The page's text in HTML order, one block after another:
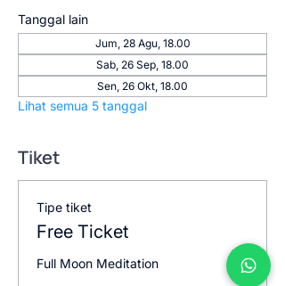
Tanggal lain
Jum, 28 Agu, 18.00
Sab, 26 Sep, 18.00
Sen, 26 Okt, 18.00
Lihat semua 5 tanggal
Tiket
Tipe tiket
Free Ticket
Full Moon Meditation